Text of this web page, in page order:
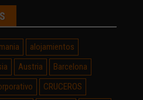
alojamientos
Austria
Barcelona
CRUCEROS